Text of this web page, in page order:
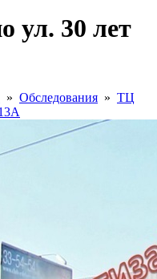
30 лет
» Обследования » ТЦ